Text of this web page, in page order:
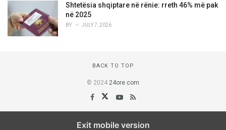
Shtetësia shqiptare në rënie: rreth 46% më pak
në 2025
BY JULY 7, 2026
BACK TO TOP
© 2024 24ore.com
Exit mobile version